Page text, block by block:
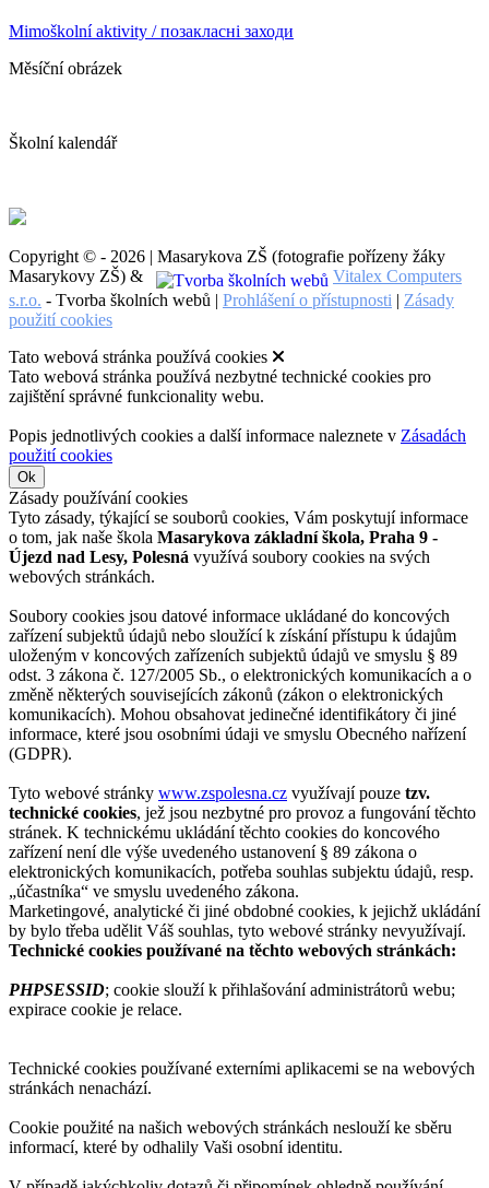
Mimoškolní aktivity / позакласні заходи
Měsíční obrázek
Školní kalendář
Copyright © - 2026 | Masarykova ZŠ (fotografie pořízeny žáky
Masarykovy ZŠ) &
Vitalex Computers
s.r.o. - Tvorba školních webů | Prohlášení o přístupnosti | Zásady
použití cookies
Tato webová stránka používá cookies
Tato webová stránka používá nezbytné technické cookies pro
zajištění správné funkcionality webu.
Popis jednotlivých cookies a další informace naleznete v Zásadách
použití cookies
Ok
Zásady používání cookies
Tyto zásady, týkající se souborů cookies, Vám poskytují informace
o tom, jak naše škola Masarykova základní škola, Praha 9 -
Újezd nad Lesy, Polesná využívá soubory cookies na svých
webových stránkách.
Soubory cookies jsou datové informace ukládané do koncových
zařízení subjektů údajů nebo sloužící k získání přístupu k údajům
uloženým v koncových zařízeních subjektů údajů ve smyslu § 89
odst. 3 zákona č. 127/2005 Sb., o elektronických komunikacích a o
změně některých souvisejících zákonů (zákon o elektronických
komunikacích). Mohou obsahovat jedinečné identifikátory či jiné
informace, které jsou osobními údaji ve smyslu Obecného nařízení
(GDPR).
Tyto webové stránky www.zspolesna.cz využívají pouze tzv.
technické cookies, jež jsou nezbytné pro provoz a fungování těchto
stránek. K technickému ukládání těchto cookies do koncového
zařízení není dle výše uvedeného ustanovení § 89 zákona o
elektronických komunikacích, potřeba souhlas subjektu údajů, resp.
„účastníka“ ve smyslu uvedeného zákona.
Marketingové, analytické či jiné obdobné cookies, k jejichž ukládání
by bylo třeba udělit Váš souhlas, tyto webové stránky nevyužívají.
Technické cookies používané na těchto webových stránkách:
PHPSESSID; cookie slouží k přihlašování administrátorů webu;
expirace cookie je relace.
Technické cookies používané externími aplikacemi se na webových
stránkách nenachází.
Cookie použité na našich webových stránkách neslouží ke sběru
informací, které by odhalily Vaši osobní identitu.